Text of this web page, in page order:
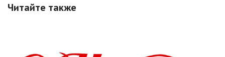
Читайте также